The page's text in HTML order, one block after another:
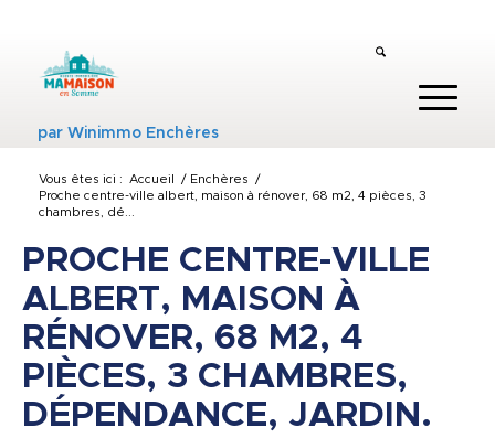
parWinimmo Enchères
Vous êtes ici : Accueil / Enchères
/
Proche centre-ville albert, maison à rénover, 68 m2, 4 pièces, 3
chambres, dé...
PROCHE CENTRE-VILLE
ALBERT, MAISON À
RÉNOVER, 68 M2, 4
PIÈCES, 3 CHAMBRES,
DÉPENDANCE, JARDIN.